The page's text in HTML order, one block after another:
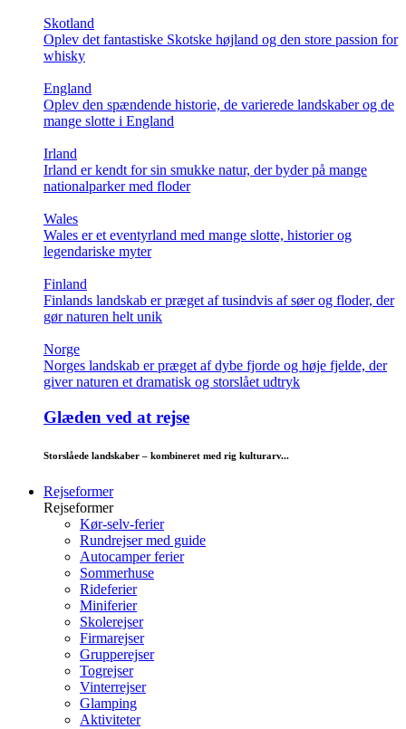
Skotland
Oplev det fantastiske Skotske højland og den store passion for
whisky
England
Oplev den spændende historie, de varierede landskaber og de
mange slotte i England
Irland
Irland er kendt for sin smukke natur, der byder på mange
nationalparker med floder
Wales
Wales er et eventyrland med mange slotte, historier og
legendariske myter
Finland
Finlands landskab er præget af tusindvis af søer og floder, der
gør naturen helt unik
Norge
Norges landskab er præget af dybe fjorde og høje fjelde, der
giver naturen et dramatisk og storslået udtryk
Glæden ved at rejse
Storslåede landskaber – kombineret med rig kulturarv...
Rejseformer
Rejseformer
Kør-selv-ferier
Rundrejser med guide
Autocamper ferier
Sommerhuse
Rideferier
Miniferier
Skolerejser
Firmarejser
Grupperejser
Togrejser
Vinterrejser
Glamping
Aktiviteter